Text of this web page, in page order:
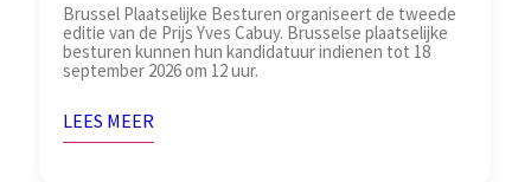
Brussel Plaatselijke Besturen organiseert de tweede
editie van de Prijs Yves Cabuy. Brusselse plaatselijke
besturen kunnen hun kandidatuur indienen tot 18
september 2026 om 12 uur.
LEES MEER